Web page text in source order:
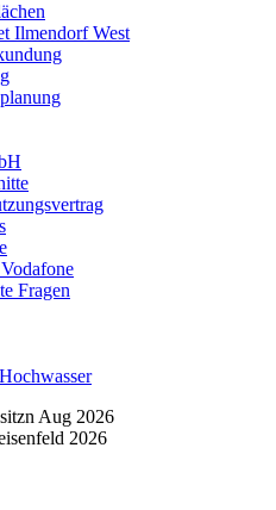
Ilmendorf West
Fragen